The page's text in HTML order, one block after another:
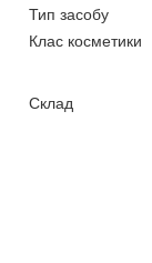
Тип засобу
Клас косметики
Склад